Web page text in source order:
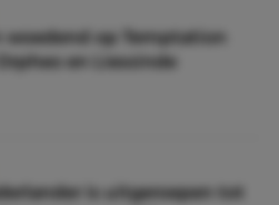
woedend op Temptation
en Liessinde
is uitgeroepen tot